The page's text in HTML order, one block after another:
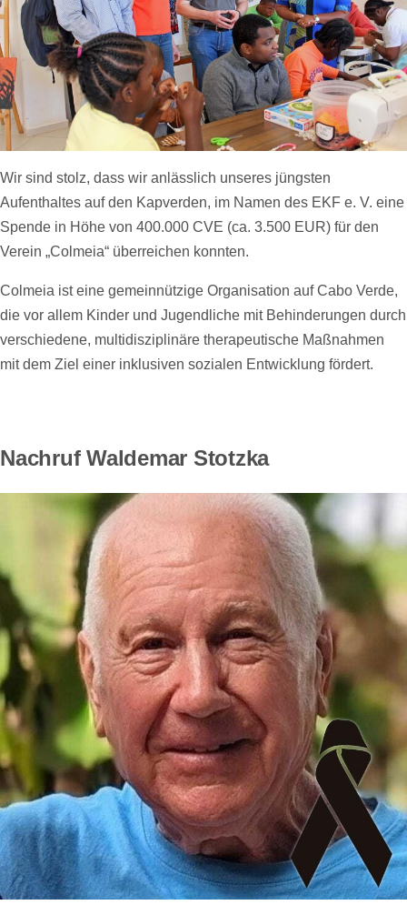
Wir sind stolz, dass wir anlässlich unseres jüngsten
Aufenthaltes auf den Kapverden, im Namen des EKF e. V. eine
Spende in Höhe von 400.000 CVE (ca. 3.500 EUR) für den
Verein „Colmeia“ überreichen konnten.
Colmeia ist eine gemeinnützige Organisation auf Cabo Verde,
die vor allem Kinder und Jugendliche mit Behinderungen durch
verschiedene, multidisziplinäre therapeutische Maßnahmen
mit dem Ziel einer inklusiven sozialen Entwicklung fördert.
Nachruf Waldemar Stotzka